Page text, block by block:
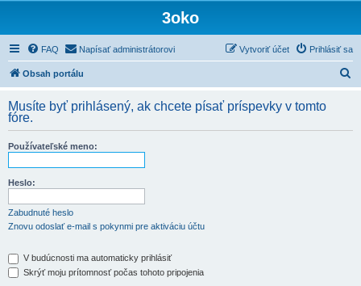
3oko
FAQ Napísať administrátorovi Prihlásiť sa
Vytvoriť účet
Obsah portálu
d
Musíte byť prihlásený, ak chcete písať príspevky v tomto
fóre.
Používateľské meno:
Heslo:
Zabudnuté heslo
Znovu odoslať e-mail s pokynmi pre aktiváciu účtu
V budúcnosti ma automaticky prihlásiť
Skrýť moju prítomnosť počas tohoto pripojenia